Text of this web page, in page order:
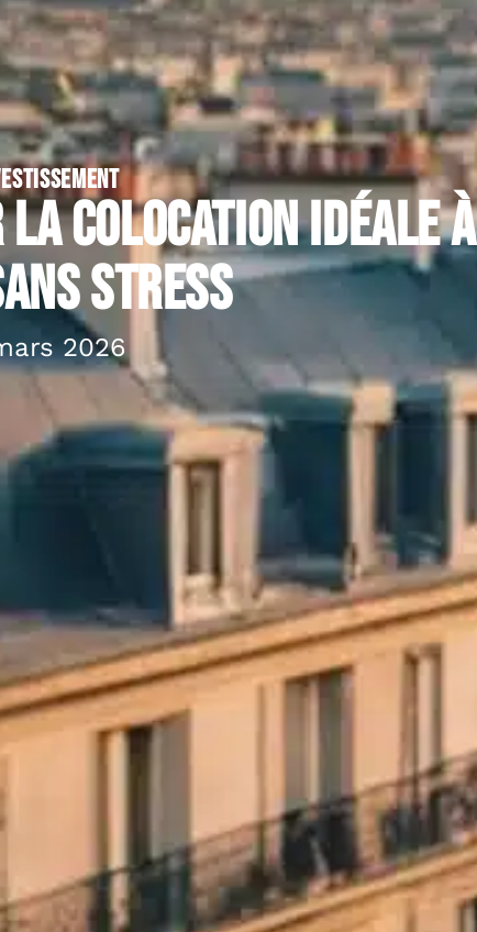
la colocation idéale à
stress
2026